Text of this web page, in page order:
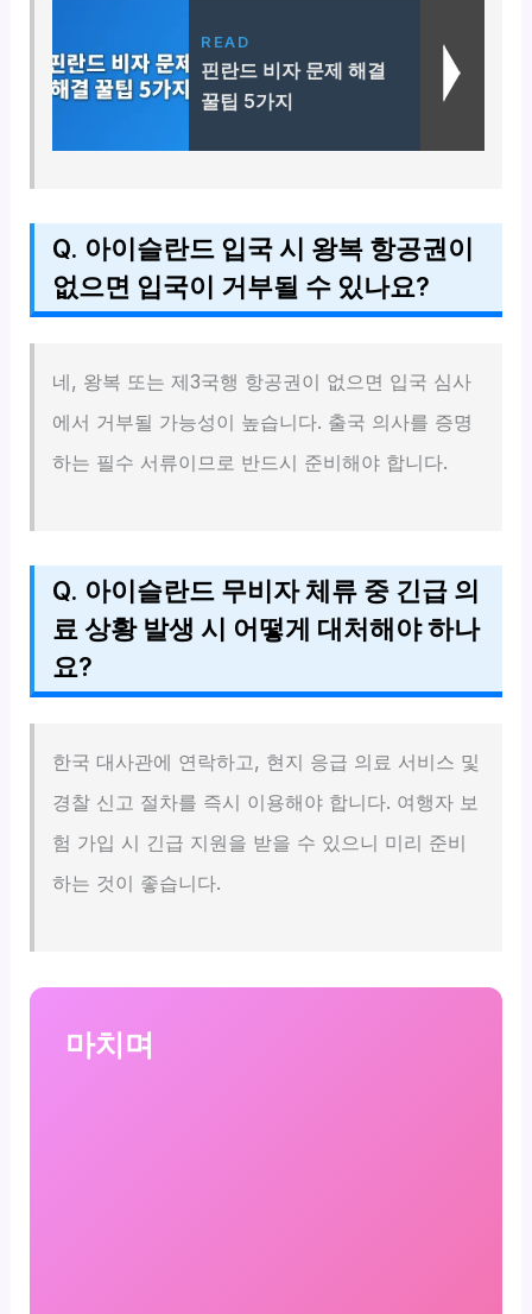
READ
핀란드 비자 문제 해결
꿀팁 5가지
Q. 아이슬란드 입국 시 왕복 항공권이
없으면 입국이 거부될 수 있나요?
네, 왕복 또는 제3국행 항공권이 없으면 입국 심사
에서 거부될 가능성이 높습니다. 출국 의사를 증명
하는 필수 서류이므로 반드시 준비해야 합니다.
Q. 아이슬란드 무비자 체류 중 긴급 의
료 상황 발생 시 어떻게 대처해야 하나
요?
한국 대사관에 연락하고, 현지 응급 의료 서비스 및
경찰 신고 절차를 즉시 이용해야 합니다. 여행자 보
험 가입 시 긴급 지원을 받을 수 있으니 미리 준비
하는 것이 좋습니다.
마치며